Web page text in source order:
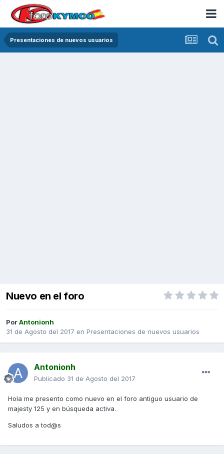
Presentaciones de nuevos usuarios
Nuevo en el foro
PorAntonionh
31 de Agosto del 2017 en Presentaciones de nuevos usuarios
Antonionh
Publicado 31 de Agosto del 2017
Hola me presento como nuevo en el foro antiguo usuario de
majesty 125 y en búsqueda activa.
Saludos a tod@s